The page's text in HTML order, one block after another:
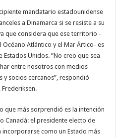
mandatario estadounidense
a Dinamarca si se resiste a su
que considera que ese territorio -
Atlántico y el Mar Ártico- es
Unidos. ”No creo que sea
entre nosotros con medios
socios cercanos”, respondió
que más sorprendió es la intención
Canadá: el presidente electo de
incorporarse como un Estado más